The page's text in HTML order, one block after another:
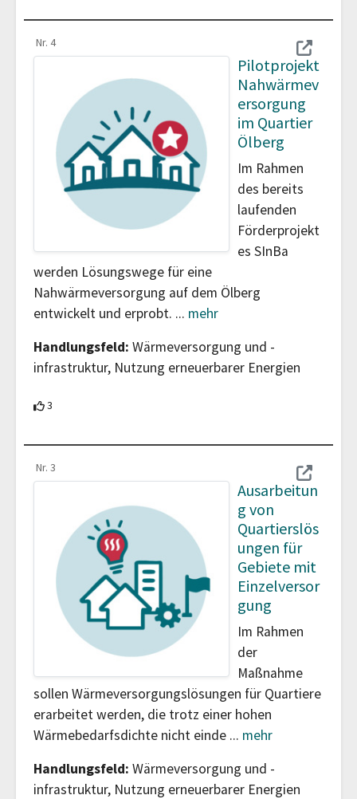
Nr. 4
Pilotprojekt
Nahwärmev
ersorgung
im Quartier
Ölberg
Im Rahmen
des bereits
laufenden
Förderprojekt
es SInBa
werden Lösungswege für eine
Nahwärmeversorgung auf dem Ölberg
entwickelt und erprobt. ... mehr
Handlungsfeld: Wärmeversorgung und -
infrastruktur, Nutzung erneuerbarer Energien
3
Nr. 3
Ausarbeitun
g von
Quartierslös
ungen für
Gebiete mit
Einzelversor
gung
Im Rahmen
der
Maßnahme
sollen Wärmeversorgungslösungen für Quartiere
erarbeitet werden, die trotz einer hohen
Wärmebedarfsdichte nicht einde ... mehr
Handlungsfeld: Wärmeversorgung und -
infrastruktur, Nutzung erneuerbarer Energien